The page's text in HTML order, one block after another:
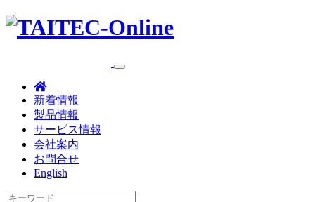
新着情報
製品情報
サービス情報
会社案内
お問合せ
English